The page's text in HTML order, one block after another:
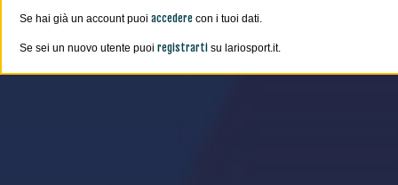
Se hai già un account puoi accedere con i tuoi dati.
Se sei un nuovo utente puoi registrarti su lariosport.it.